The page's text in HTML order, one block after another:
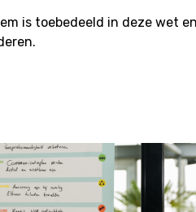
is toebedeeld in deze wet